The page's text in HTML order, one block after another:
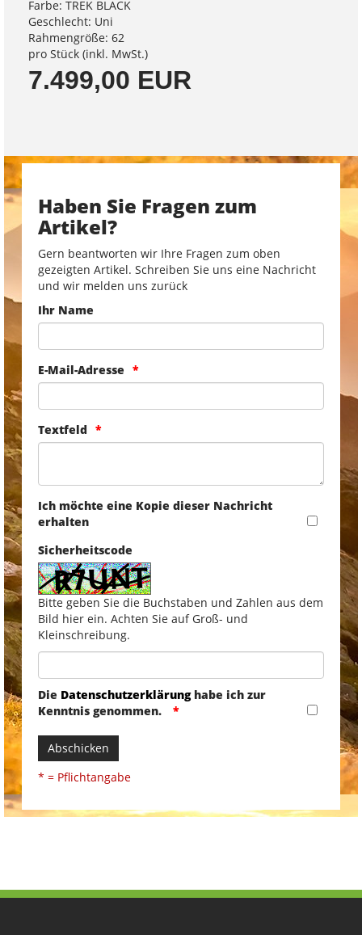
Farbe: TREK BLACK
Geschlecht: Uni
Rahmengröße: 62
pro Stück (inkl. MwSt.)
7.499,00 EUR
Haben Sie Fragen zum
Artikel?
Gern beantworten wir Ihre Fragen zum oben
gezeigten Artikel. Schreiben Sie uns eine Nachricht
und wir melden uns zurück
Ihr Name
E-Mail-Adresse
Textfeld
Ich möchte eine Kopie dieser Nachricht
erhalten
Sicherheitscode
Bitte geben Sie die Buchstaben und Zahlen aus dem
Bild hier ein. Achten Sie auf Groß- und
Kleinschreibung.
Die Datenschutzerklärunghabe ich zur
Kenntnis genommen.
Abschicken
* = Pflichtangabe